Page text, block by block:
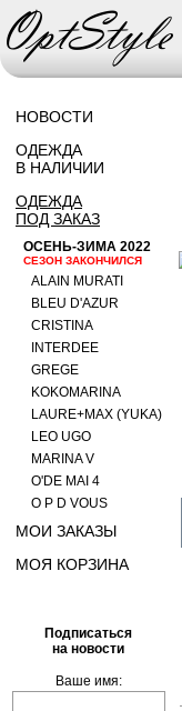
НОВОСТИ
ОДЕЖДА
В НАЛИЧИИ
ОДЕЖДА
ПОД ЗАКАЗ
ОСЕНЬ-ЗИМА 2022
СЕЗОН ЗАКОНЧИЛСЯ
ALAIN MURATI
BLEU D'AZUR
CRISTINA
INTERDEE
GREGE
KOKOMARINA
LAURE+MAX (YUKA)
LEO UGO
MARINA V
O'DE MAI 4
O P D VOUS
МОИ ЗАКАЗЫ
МОЯ КОРЗИНА
Подписаться
на новости
Ваше имя: